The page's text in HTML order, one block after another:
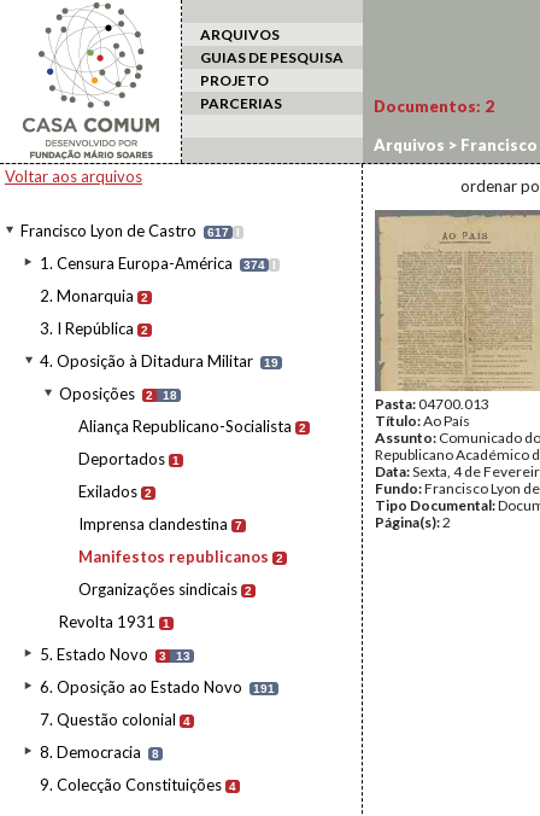
ARQUIVOS
GUIAS DE PESQUISA
PROJETO
PARCERIAS
Voltar aos arquivos
Francisco Lyon de Castro 617 I
1. Censura Europa-América 374 I
2. Monarquia 2
3. I República 2
4. Oposição à Ditadura Militar 19
Oposições 2 18
Aliança Republicano-Socialista 2
Deportados 1
Exilados 2
Imprensa clandestina 7
Manifestos republicanos 2
Organizações sindicais 2
Revolta 1931 1
5. Estado Novo 3 13
6. Oposição ao Estado Novo 191
7. Questão colonial 4
8. Democracia 8
9. Colecção Constituições 4
Documentos: 2
Arquivos >
republicanos
ordenar
Pasta:04700.013
Título:Ao País
Assunto: Comunicado
Republicano Académico
Data:Sexta, 4 de
Fundo:Francisco Lyon
Tipo Documental:
Página(s):2